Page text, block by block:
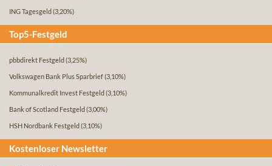
ING Tagesgeld (3,20%)
Top5-Festgeld
pbbdirekt Festgeld (3,25%)
Volkswagen Bank Plus Sparbrief(3,10%)
Kommunalkredit Invest Festgeld (3,10%)
Bank of Scotland Festgeld (3,00%)
HSH Nordbank Festgeld (3,10%)
Kostenloser Newsletter